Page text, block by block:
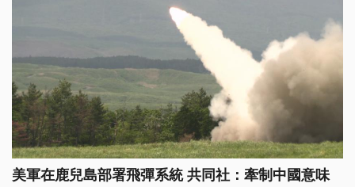
美軍在鹿兒島部署飛彈系統 共同社：牽制中國意味